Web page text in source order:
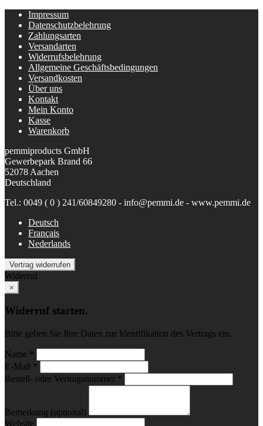
Impressum
Datenschutzbelehrung
Zahlungsarten
Versandarten
Widerrufsbelehrung
Allgemeine Geschäftsbedingungen
Versandkosten
Über uns
Kontakt
Mein Konto
Kasse
Warenkorb
pemmiproducts GmbH
Gewerbepark Brand 66
52078 Aachen
Deutschland
Tel.: 0049 ( 0 ) 241/60849280 - info@pemmi.de - www.pemmi.de
Deutsch
Français
Nederlands
Vertrag widerrufen
Widerruf
×
Widerruf starten.
Bitte geben Sie Ihre Daten zur Identifikation des Vertrags ein.
Name *
E-Mail *
Bestell- oder Vertragsnummer *
Bemerkung (optional)
Website